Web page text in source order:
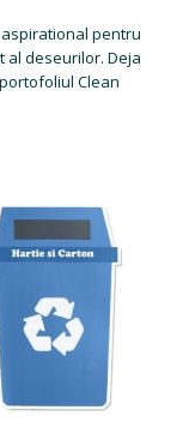
pentru
al deseurilor. Deja
Clean